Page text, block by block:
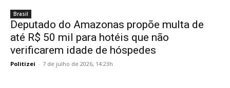
Brasil
Deputado do Amazonas propõe multa de
até R$ 50 mil para hotéis que não
verificarem idade de hóspedes
Politizei - 7 de julho de 2026, 14:23h